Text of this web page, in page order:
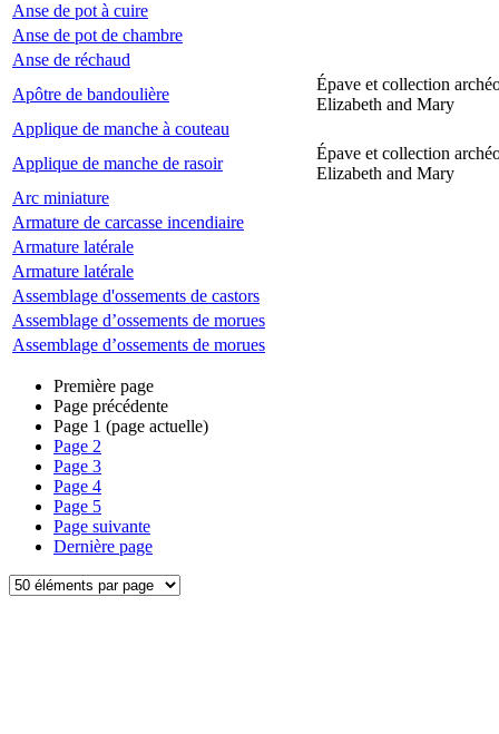
Anse de pot à cuire
Anse de pot de chambre
Anse de réchaud
Apôtre de bandoulière
Épave et collection
Elizabeth and Mary
Applique de manche à couteau
Applique de manche de rasoir
Épave et collection
Elizabeth and Mary
Arc miniature
Armature de carcasse incendiaire
Armature latérale
Armature latérale
Assemblage d'ossements de castors
Assemblage d’ossements de morues
Assemblage d’ossements de morues
Première page
Page précédente
Page 1 (page actuelle)
Page 2
Page 3
Page 4
Page 5
Page suivante
Dernière page